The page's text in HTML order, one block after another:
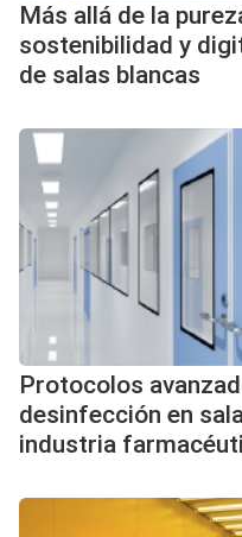
Más allá de la
sostenibilidad y
de salas blancas
Protocolos
desinfección en
industria